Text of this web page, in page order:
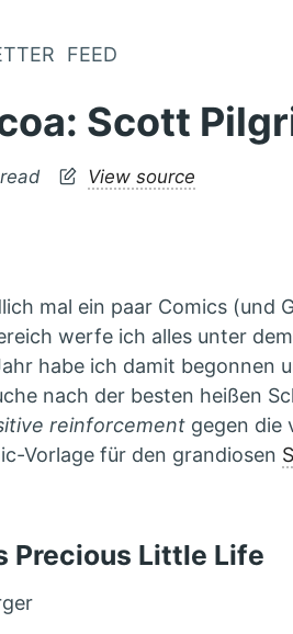
FEED
Scott
View source
mal ein paar Comics (und
werfe ich alles unter
habe ich damit begonnen
nach der besten heißen
reinforcement gegen die
Vorlage für den grandiosen
Precious Little Life